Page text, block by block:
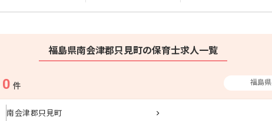
福島県南会津郡只見町の保育士求人一覧
0 件 福島県
南会津郡只見町